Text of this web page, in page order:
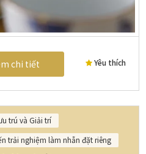
Yêu thích
chi tiết
trú và Giải trí
trải nghiệm làm nhẫn đặt riêng